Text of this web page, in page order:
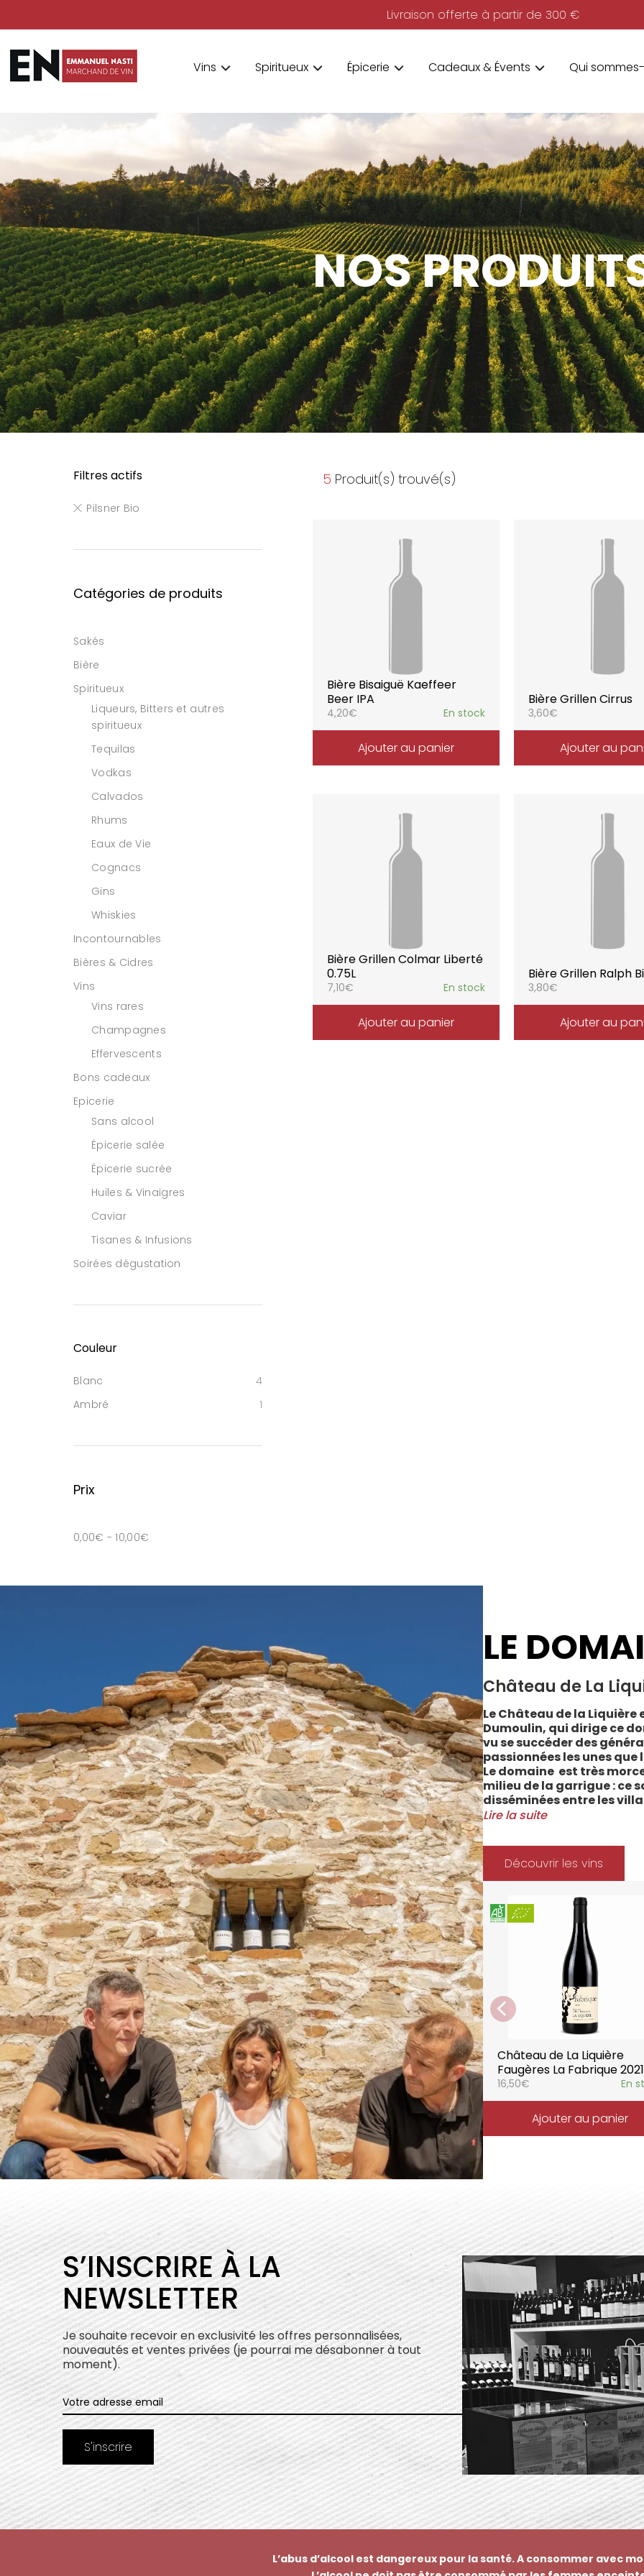
Livraison offerte à partir de 300 €
Vins Spiritueux Épicerie Cadeaux & Évents Qui
NOS
5 Produit(s) trouvé(s)
Bière Bisaiguë Kaeffeer
Beer IPA
4,20€ En stock
Ajouter au panier
Bière Grillen Cirrus
3,60€
Ajouter au
Bière Grillen Colmar Liberté
0.75L
7,10€ En stock
Ajouter au panier
Bière Grillen Ralph
3,80€
Ajouter au
Filtres actifs
Pilsner Bio
Catégories de produits
Sakés
Bière
Spiritueux
Liqueurs, Bitters et autres
spiritueux
Tequilas
Vodkas
Calvados
Rhums
Eaux de Vie
Cognacs
Gins
Whiskies
Incontournables
Bières & Cidres
Vins
Vins rares
Champagnes
Effervescents
Bons cadeaux
Epicerie
Sans alcool
Épicerie salée
Épicerie sucrée
Huiles & Vinaigres
Caviar
Tisanes & Infusions
Soirées dégustation
Couleur
Blanc
4
Ambré
1
Prix
0,00€ -10,00€
LE
Château de La
Le Château de la
Dumoulin, qui dirige ce
vu se succéder des
passionnées les unes que
Le domaine est très
milieu de la garrigue : ce
disséminées entre les
Cabrerolles et Faugères,
Méditerranée.
Le vignoble du Château
depuis 2008 et 2012
Les soins apportés y sont
l’environnement et de la
soignées et strictement
La gamme des vins du
style de consommation,
parfaitement la pureté
Lire la suite
Découvrir les vins
Château de La Liquière
Faugères La Fabrique 2021
16,50€ En
Ajouter au panier
S’INSCRIRE À LA
NEWSLETTER
Je souhaite recevoir en exclusivité les offres personnalisées,
nouveautés et ventes privées (je pourrai me désabonner à tout
moment).
L’abus d’alcool est dangereux pour la santé. A consommer avec